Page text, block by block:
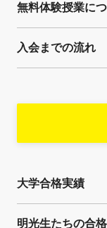
無料体験授業に
入会までの流れ
大学合格実績
明光生たちの合